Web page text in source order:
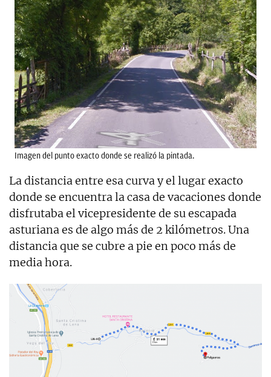
Imagen del punto exacto donde se realizó la pintada.
La distancia entre esa curva y el lugar exacto
donde se encuentra la casa de vacaciones donde
disfrutaba el vicepresidente de su escapada
asturiana es de algo más de 2 kilómetros. Una
distancia que se cubre a pie en poco más de
media hora.